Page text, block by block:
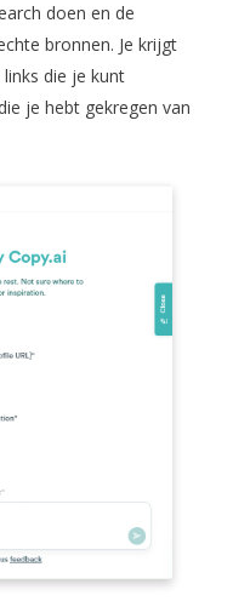
doen en de
bronnen. Je krijgt
die je kunt
je hebt gekregen van